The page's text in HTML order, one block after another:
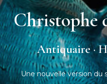
Christophe
Antiquaire ·
Une nouvelle version du